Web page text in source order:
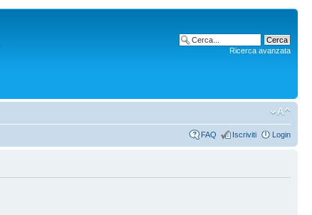
Ricerca avanzata
FAQ Iscriviti Login